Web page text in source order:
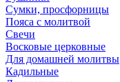
Сумки, просфорницы
Пояса с молитвой
Свечи
Восковые церковные
Для домашней молитвы
Кадильные